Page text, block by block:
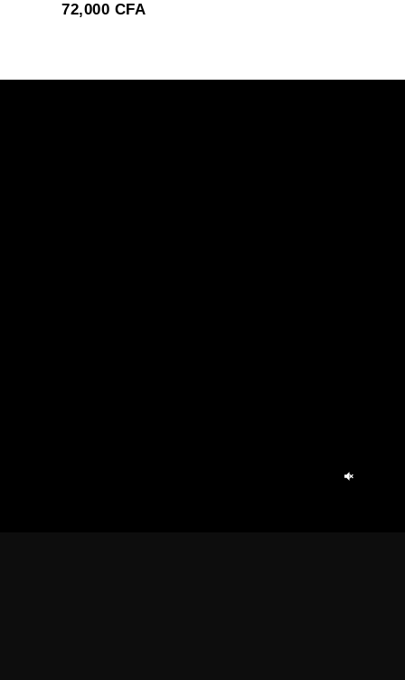
72,000 CFA